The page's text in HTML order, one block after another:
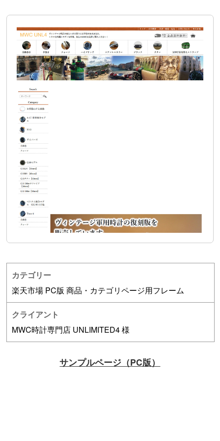
カテゴリー
楽天市場 PC版 商品・カテゴリページ用フレーム
クライアント
MWC時計専門店 UNLIMITED4 様
サンプルページ（PC版）